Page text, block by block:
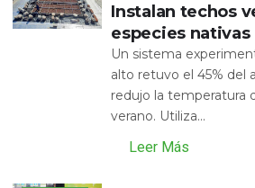
Instalan techos
especies nativas
Un sistema
alto retuvo el 45% del
redujo la temperatura
verano. Utiliza...
Leer Más